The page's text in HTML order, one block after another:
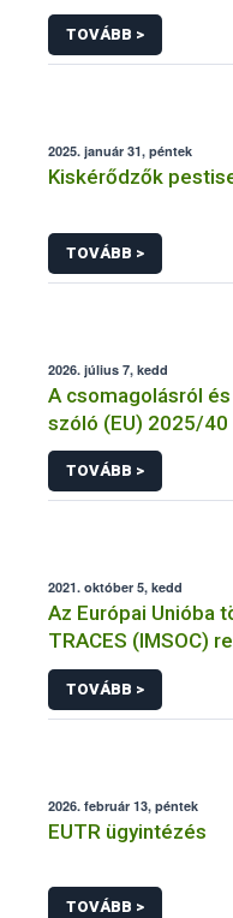
Laboratórium
TOVÁBB >
2025. január 31, péntek
Kiskérődzők
TOVÁBB >
2026. július 7, kedd
A csomagolásról
szóló (EU) 2025/
élelmiszerekkel
szóló 1169/2011/
kötelezettségeinek
TOVÁBB >
2021. október 5, kedd
Az Európai Unióba
TRACES (IMSOC)
Egészségügyi
(angolul: CHEDD)
TOVÁBB >
2026. február 13, péntek
EUTR ügyintézés
TOVÁBB >